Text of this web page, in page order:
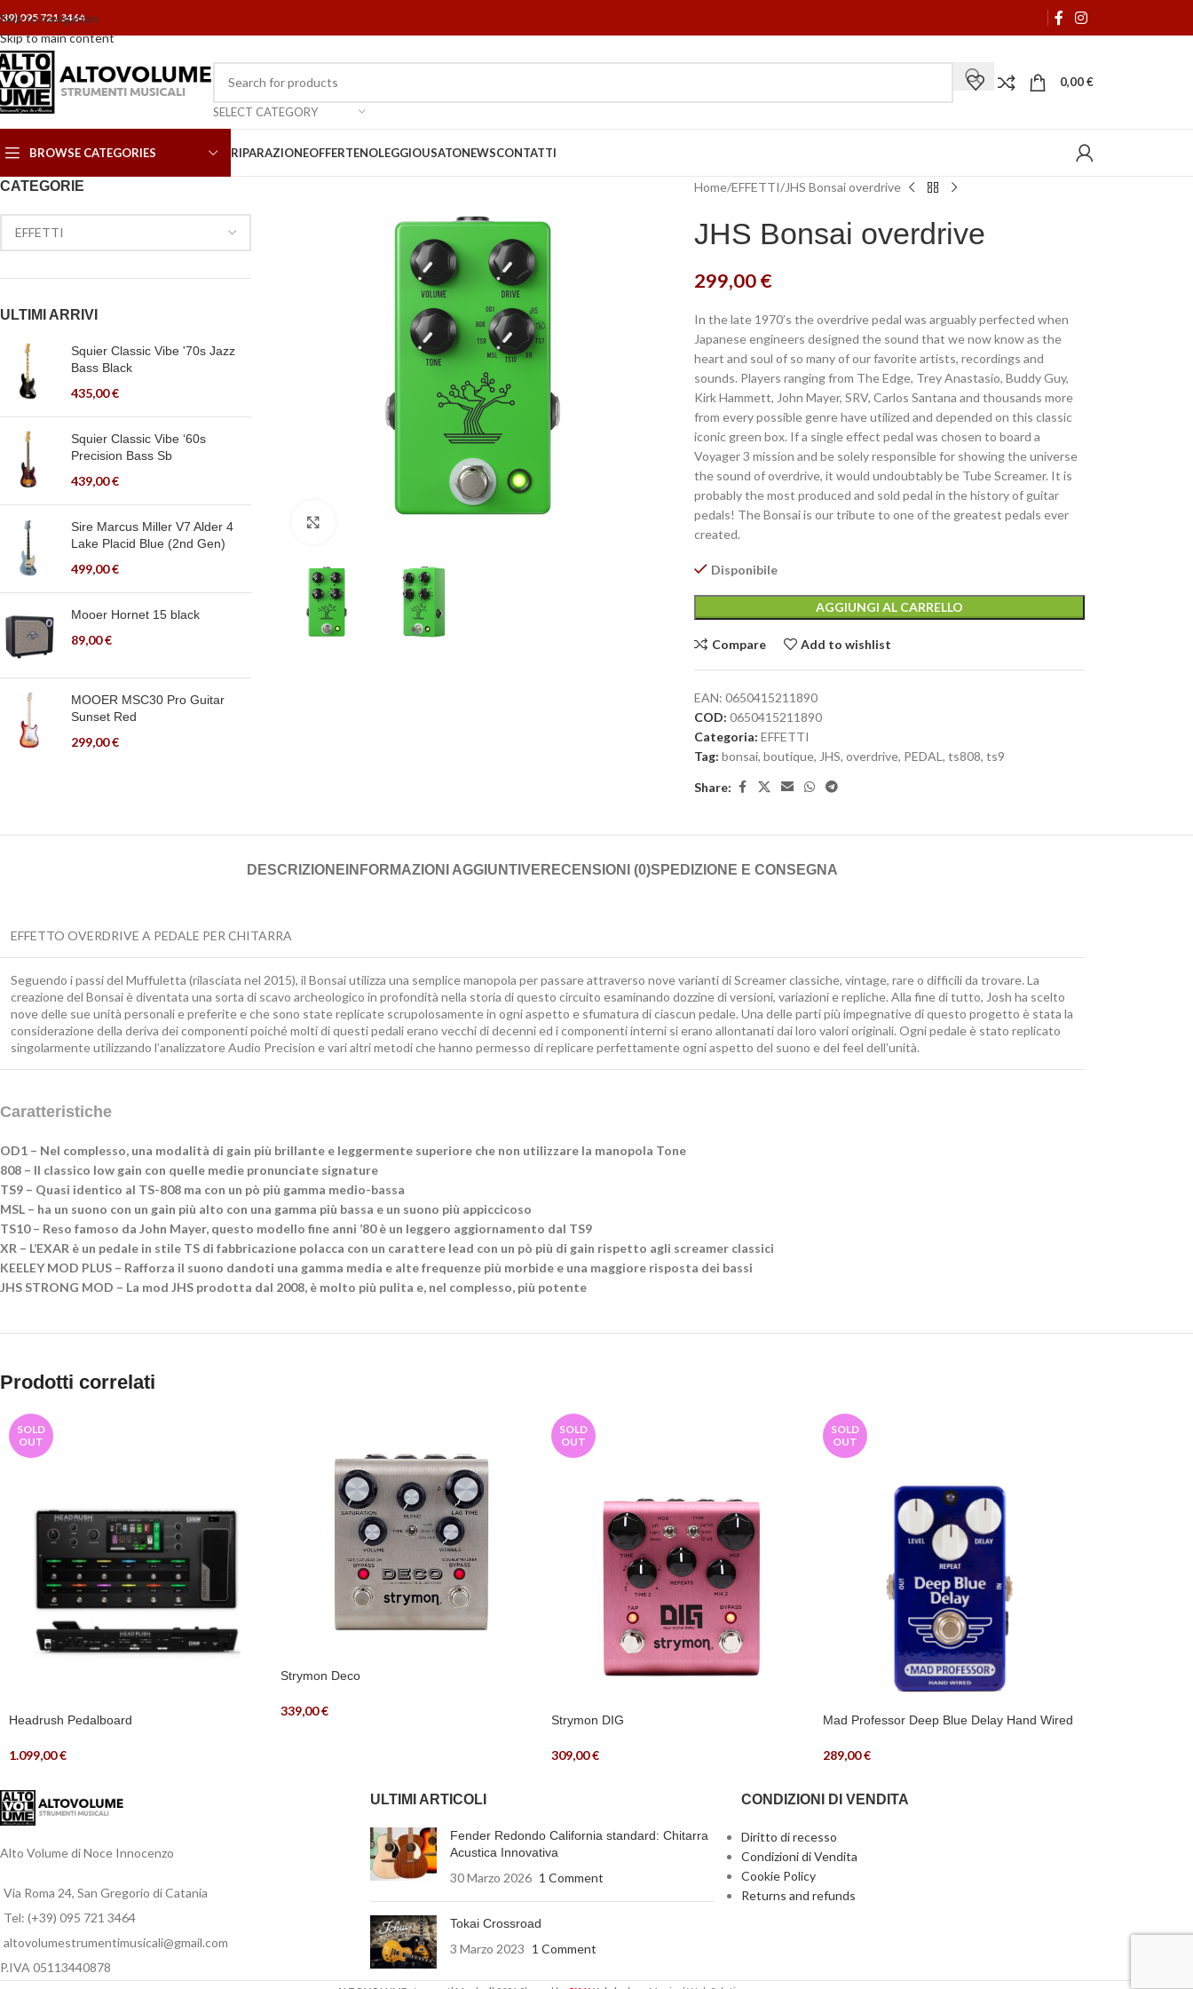
Skip to navigation
Skip to main content
095 721 3464
SELECT CATEGORY
0,00€
BROWSE CATEGORIES RIPARAZIONEOFFERTENOLEGGIOUSATONEWSCONTATTI
CATEGORIE
ULTIMI ARRIVI
Squier Classic Vibe '70s Jazz
Bass Black
435,00€
Squier Classic Vibe ‘60s
Precision Bass Sb
439,00€
Sire Marcus Miller V7 Alder 4
Lake Placid Blue (2nd Gen)
499,00€
Mooer Hornet 15 black
89,00€
MOOER MSC30 Pro Guitar
Sunset Red
299,00€
Home EFFETTI JHS Bonsai overdrive
JHS Bonsai overdrive
299,00€
In the late 1970’s the overdrive pedal was arguably perfected when
Japanese engineers designed the sound that we now know as the
heart and soul of so many of our favorite artists, recordings and
sounds. Players ranging from The Edge, Trey Anastasio, Buddy Guy,
Kirk Hammett, John Mayer, SRV, Carlos Santana and thousands more
from every possible genre have utilized and depended on this classic
iconic green box. If a single effect pedal was chosen to board a
Voyager 3 mission and be solely responsible for showing the universe
the sound of overdrive, it would undoubtably be Tube Screamer. It is
probably the most produced and sold pedal in the history of guitar
pedals! The Bonsai is our tribute to one of the greatest pedals ever
created.
Disponibile
AGGIUNGI AL CARRELLO
Compare Add to wishlist
EAN:0650415211890
COD:0650415211890
Categoria: EFFETTI
Tag: bonsai, boutique, JHS, overdrive, PEDAL, ts808, ts9
Share:
DESCRIZIONE INFORMAZIONI AGGIUNTIVE RECENSIONI (0)SPEDIZIONE E CONSEGNA
EFFETTO OVERDRIVE A PEDALE PER CHITARRA
Seguendo i passi del Muffuletta (rilasciata nel 2015), il Bonsai utilizza una semplice manopola per passare attraverso nove varianti di Screamer classiche, vintage, rare o difficili da trovare. La
creazione del Bonsai è diventata una sorta di scavo archeologico in profondità nella storia di questo circuito esaminando dozzine di versioni, variazioni e repliche. Alla fine di tutto, Josh ha scelto
nove delle sue unità personali e preferite e che sono state replicate scrupolosamente in ogni aspetto e sfumatura di ciascun pedale. Una delle parti più impegnative di questo progetto è stata la
considerazione della deriva dei componenti poiché molti di questi pedali erano vecchi di decenni ed i componenti interni si erano allontanati dai loro valori originali. Ogni pedale è stato replicato
singolarmente utilizzando l’analizzatore Audio Precision e vari altri metodi che hanno permesso di replicare perfettamente ogni aspetto del suono e del feel dell’unità.
Caratteristiche
OD1 – Nel complesso, una modalità di gain più brillante e leggermente superiore che non utilizzare la manopola Tone
808 – Il classico low gain con quelle medie pronunciate signature
TS9 – Quasi identico al TS-808 ma con un pò più gamma medio-bassa
MSL – ha un suono con un gain più alto con una gamma più bassa e un suono più appiccicoso
TS10 – Reso famoso da John Mayer, questo modello fine anni ’80 è un leggero aggiornamento dal TS9
XR – L’EXAR è un pedale in stile TS di fabbricazione polacca con un carattere lead con un pò più di gain rispetto agli screamer classici
KEELEY MOD PLUS – Rafforza il suono dandoti una gamma media e alte frequenze più morbide e una maggiore risposta dei bassi
JHS STRONG MOD – La mod JHS prodotta dal 2008, è molto più pulita e, nel complesso, più potente
Prodotti correlati
SOLD
OUT
Headrush Pedalboard
1.099,00€
Strymon Deco
339,00€
SOLD
OUT
Strymon DIG
309,00€
SOLD
OUT
Mad Professor Deep Blue Delay Hand Wired
289,00€
Alto Volume di Noce Innocenzo
Via Roma 24, San Gregorio di Catania
Tel: (+39) 095 721 3464
altovolumestrumentimusicali@gmail.com
P.IVA 05113440878
ULTIMI ARTICOLI
Fender Redondo California standard: Chitarra
Acustica Innovativa
30 Marzo 2026 1 Comment
Tokai Crossroad
3 Marzo 2023 1 Comment
CONDIZIONI DI VENDITA
Diritto di recesso
Condizioni di Vendita
Cookie Policy
Returns and refunds